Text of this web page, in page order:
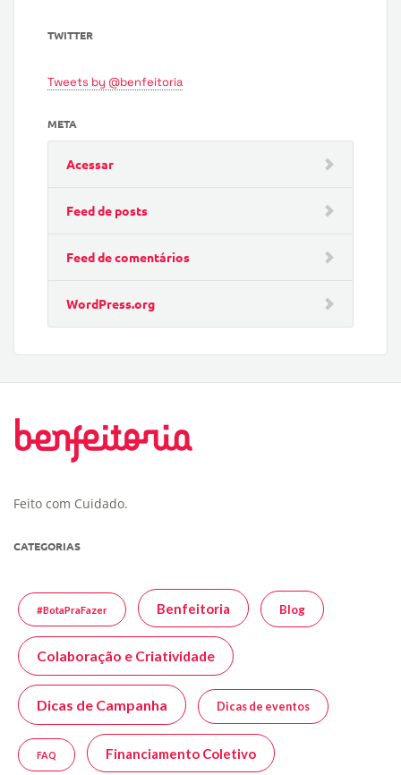
TWITTER
Tweets by @benfeitoria
META
Acessar
Feed de posts
Feed de comentários
WordPress.org
Feito com Cuidado.
CATEGORIAS
#BotaPraFazer Benfeitoria Blog
Colaboração e Criatividade
Dicas de Campanha Dicas de eventos
FAQ Financiamento Coletivo